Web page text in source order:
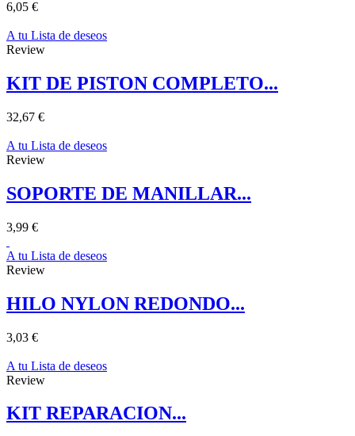
6,05 €
A tu Lista de deseos
Review
KIT DE PISTON COMPLETO...
32,67 €
A tu Lista de deseos
Review
SOPORTE DE MANILLAR...
3,99 €
A tu Lista de deseos
Review
HILO NYLON REDONDO...
3,03 €
A tu Lista de deseos
Review
KIT REPARACION...